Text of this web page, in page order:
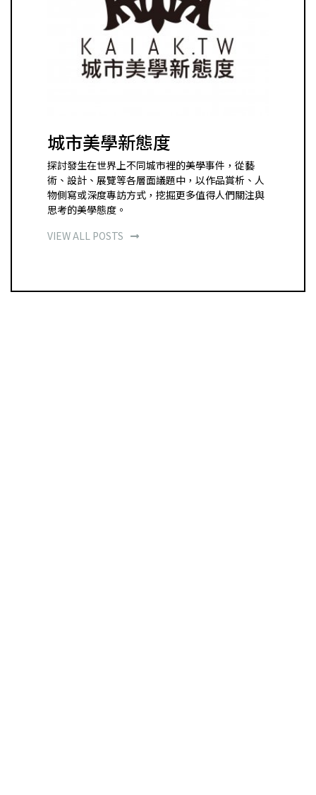
城市美學新態度
探討發生在世界上不同城市裡的美學事件，從藝
術、設計、展覽等各層面議題中，以作品賞析、人
物側寫或深度專訪方式，挖掘更多值得人們關注與
思考的美學態度。
VIEW ALL POSTS